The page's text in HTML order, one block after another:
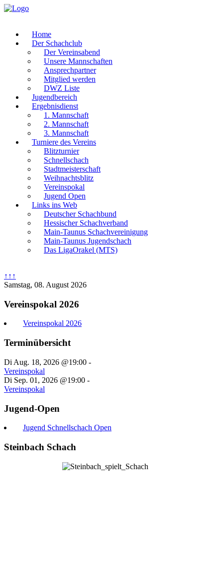
Home
Der Schachclub
Der Vereinsabend
Unsere Mannschaften
Ansprechpartner
Mitglied werden
DWZ Liste
Jugendbereich
Ergebnisdienst
1. Mannschaft
2. Mannschaft
3. Mannschaft
Turniere des Vereins
Blitzturnier
Schnellschach
Stadtmeisterschaft
Weihnachtsblitz
Vereinspokal
Jugend Open
Links ins Web
Deutscher Schachbund
Hessischer Schachverband
Main-Taunus Schachvereinigung
Main-Taunus Jugendschach
Das LigaOrakel (MTS)
↑↑↑
Samstag, 08. August 2026
Vereinspokal 2026
Vereinspokal 2026
Terminübersicht
Di Aug. 18, 2026 @19:00 -
Vereinspokal
Di Sep. 01, 2026 @19:00 -
Vereinspokal
Jugend-Open
Jugend Schnellschach Open
Steinbach Schach